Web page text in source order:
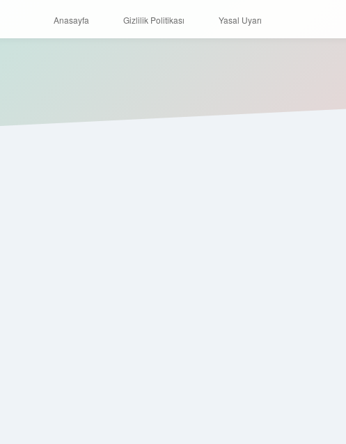
Anasayfa Gizlilik Politikası Yasal Uyarı